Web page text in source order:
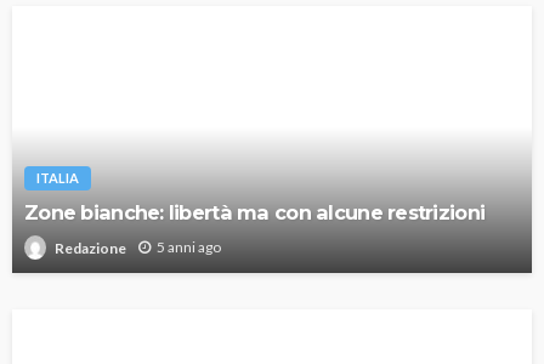
ITALIA
Zone bianche: libertà ma con alcune restrizioni
Redazione 5 anni ago